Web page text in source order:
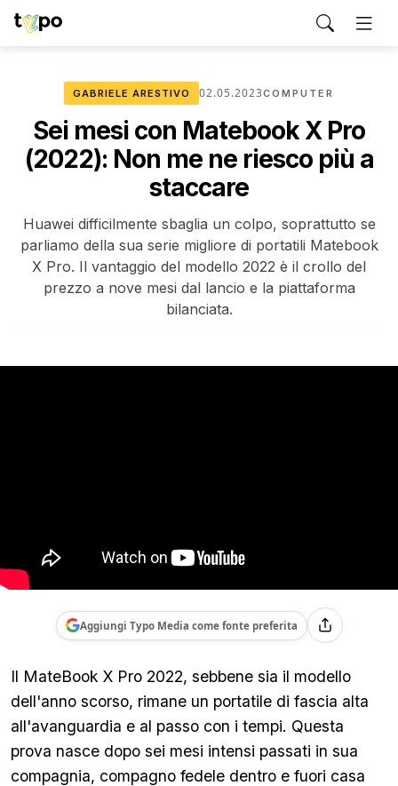
GABRIELE ARESTIVO 02.05.2023COMPUTER
Sei mesi con Matebook X Pro
(2022): Non me ne riesco più a
staccare
Huawei difficilmente sbaglia un colpo, soprattutto se
parliamo della sua serie migliore di portatili Matebook
X Pro. Il vantaggio del modello 2022 è il crollo del
prezzo a nove mesi dal lancio e la piattaforma
bilanciata.
Aggiungi Typo Media come fonte preferita
Il MateBook X Pro 2022, sebbene sia il modello
dell'anno scorso, rimane un portatile di fascia alta
all'avanguardia e al passo con i tempi. Questa
prova nasce dopo sei mesi intensi passati in sua
compagnia, compagno fedele dentro e fuori casa